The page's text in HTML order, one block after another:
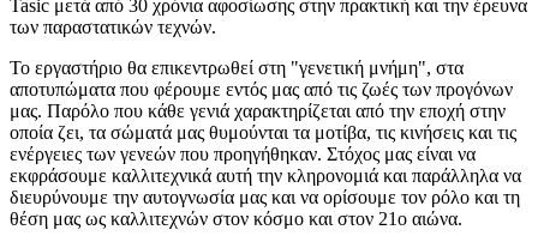
Tasic μετά από 30 χρόνια αφοσίωσης στην πρακτική και την έρευνα
των παραστατικών τεχνών.
Το εργαστήριο θα επικεντρωθεί στη "γενετική μνήμη", στα
αποτυπώματα που φέρουμε εντός μας από τις ζωές των προγόνων
μας. Παρόλο που κάθε γενιά χαρακτηρίζεται από την εποχή στην
οποία ζει, τα σώματά μας θυμούνται τα μοτίβα, τις κινήσεις και τις
ενέργειες των γενεών που προηγήθηκαν. Στόχος μας είναι να
εκφράσουμε καλλιτεχνικά αυτή την κληρονομιά και παράλληλα να
διευρύνουμε την αυτογνωσία μας και να ορίσουμε τον ρόλο και τη
θέση μας ως καλλιτεχνών στον κόσμο και στον 21ο αιώνα.